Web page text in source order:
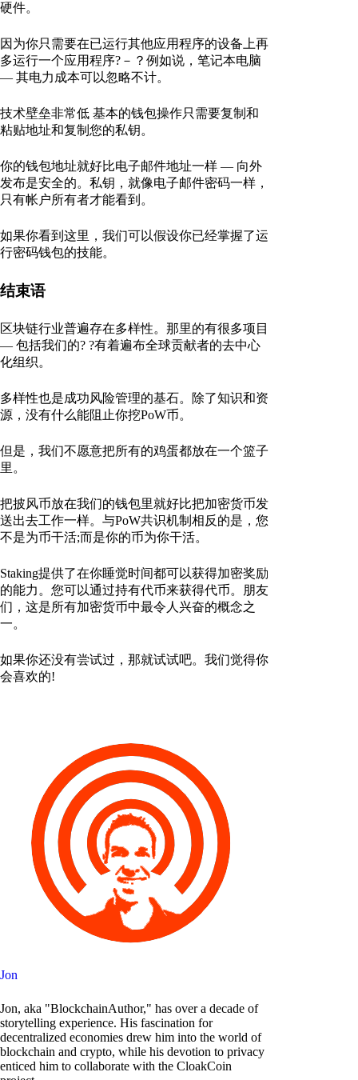
硬件。
因为你只需要在已运行其他应用程序的设备上再
多运行一个应用程序?－？例如说，笔记本电脑
— 其电力成本可以忽略不计。
技术壁垒非常低 基本的钱包操作只需要复制和
粘贴地址和复制您的私钥。
你的钱包地址就好比电子邮件地址一样 — 向外
发布是安全的。私钥，就像电子邮件密码一样，
只有帐户所有者才能看到。
如果你看到这里，我们可以假设你已经掌握了运
行密码钱包的技能。
结束语
区块链行业普遍存在多样性。那里的有很多项目
— 包括我们的? ?有着遍布全球贡献者的去中心
化组织。
多样性也是成功风险管理的基石。除了知识和资
源，没有什么能阻止你挖PoW币。
但是，我们不愿意把所有的鸡蛋都放在一个篮子
里。
把披风币放在我们的钱包里就好比把加密货币发
送出去工作一样。与PoW共识机制相反的是，您
不是为币干活;而是你的币为你干活。
Staking提供了在你睡觉时间都可以获得加密奖励
的能力。您可以通过持有代币来获得代币。朋友
们，这是所有加密货币中最令人兴奋的概念之
一。
如果你还没有尝试过，那就试试吧。我们觉得你
会喜欢的!
Jon
Jon, aka "BlockchainAuthor," has over a decade of
storytelling experience. His fascination for
decentralized economies drew him into the world of
blockchain and crypto, while his devotion to privacy
enticed him to collaborate with the CloakCoin